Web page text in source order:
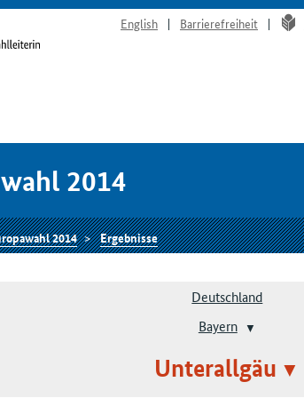
English Barrierefreiheit
2014
2014 Ergebnisse
Deutschland
Bayern
Unterallgäu